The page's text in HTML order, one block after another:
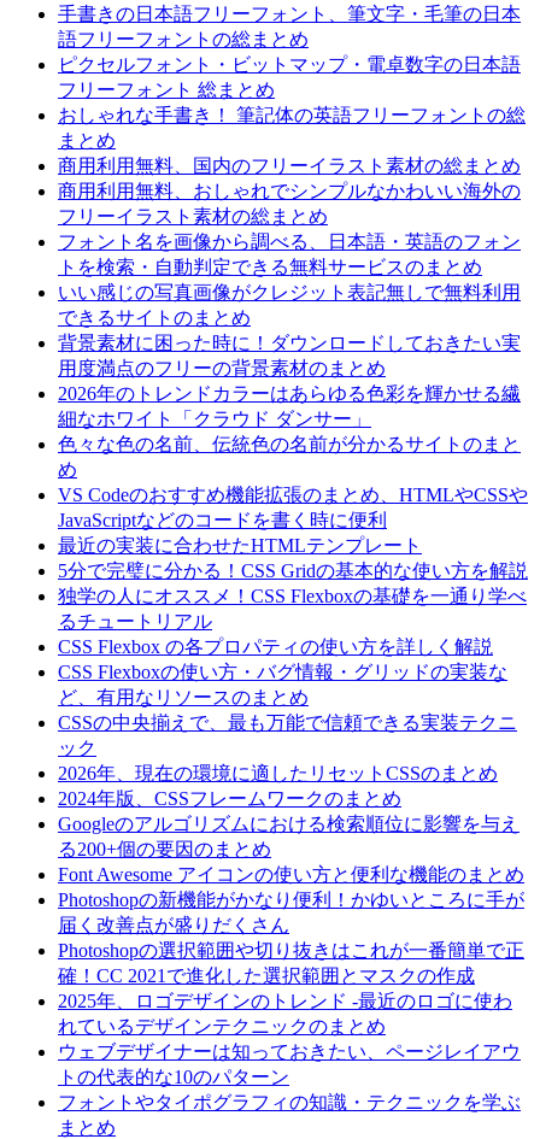
手書きの日本語フリーフォント、筆文字・毛筆の日本
語フリーフォントの総まとめ
ピクセルフォント・ビットマップ・電卓数字の日本語
フリーフォント 総まとめ
おしゃれな手書き！ 筆記体の英語フリーフォントの総
まとめ
商用利用無料、国内のフリーイラスト素材の総まとめ
商用利用無料、おしゃれでシンプルなかわいい海外の
フリーイラスト素材の総まとめ
フォント名を画像から調べる、日本語・英語のフォン
トを検索・自動判定できる無料サービスのまとめ
いい感じの写真画像がクレジット表記無しで無料利用
できるサイトのまとめ
背景素材に困った時に！ダウンロードしておきたい実
用度満点のフリーの背景素材のまとめ
2026年のトレンドカラーはあらゆる色彩を輝かせる繊
細なホワイト「クラウド ダンサー」
色々な色の名前、伝統色の名前が分かるサイトのまと
め
VS Codeのおすすめ機能拡張のまとめ、HTMLやCSSや
JavaScriptなどのコードを書く時に便利
最近の実装に合わせたHTMLテンプレート
5分で完璧に分かる！CSS Gridの基本的な使い方を解説
独学の人にオススメ！CSS Flexboxの基礎を一通り学べ
るチュートリアル
CSS Flexbox の各プロパティの使い方を詳しく解説
CSS Flexboxの使い方・バグ情報・グリッドの実装な
ど、有用なリソースのまとめ
CSSの中央揃えで、最も万能で信頼できる実装テクニ
ック
2026年、現在の環境に適したリセットCSSのまとめ
2024年版、CSSフレームワークのまとめ
Googleのアルゴリズムにおける検索順位に影響を与え
る200+個の要因のまとめ
Font Awesome アイコンの使い方と便利な機能のまとめ
Photoshopの新機能がかなり便利！かゆいところに手が
届く改善点が盛りだくさん
Photoshopの選択範囲や切り抜きはこれが一番簡単で正
確！CC 2021で進化した選択範囲とマスクの作成
2025年、ロゴデザインのトレンド -最近のロゴに使わ
れているデザインテクニックのまとめ
ウェブデザイナーは知っておきたい、ページレイアウ
トの代表的な10のパターン
フォントやタイポグラフィの知識・テクニックを学ぶ
まとめ